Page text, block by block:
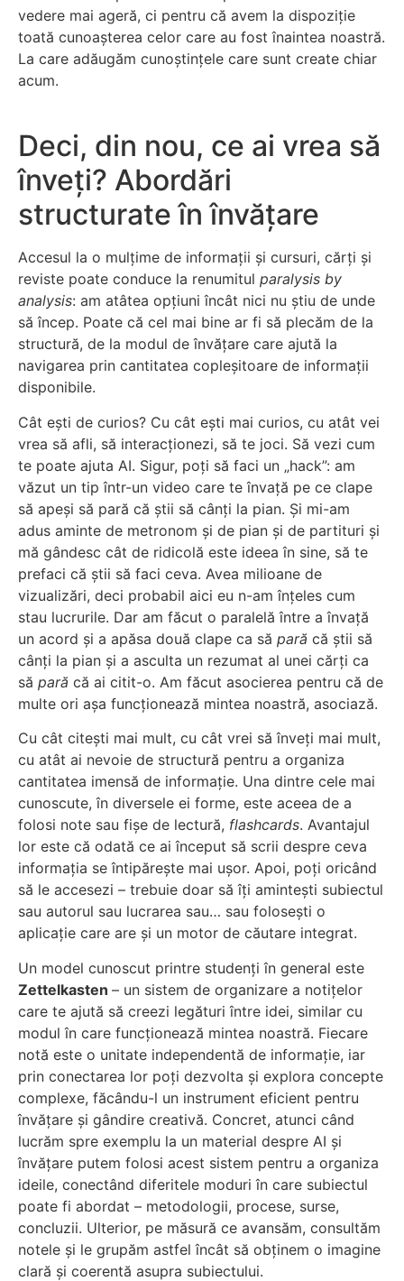
vedere mai ageră, ci pentru că avem la dispoziție
toată cunoașterea celor care au fost înaintea noastră.
La care adăugăm cunoștințele care sunt create chiar
acum.
Deci, din nou, ce ai vrea să
înveți? Abordări
structurate în învățare
Accesul la o mulțime de informații și cursuri, cărți și
reviste poate conduce la renumitul paralysis by
analysis: am atâtea opțiuni încât nici nu știu de unde
să încep. Poate că cel mai bine ar fi să plecăm de la
structură, de la modul de învățare care ajută la
navigarea prin cantitatea copleșitoare de informații
disponibile.
Cât ești de curios? Cu cât ești mai curios, cu atât vei
vrea să afli, să interacționezi, să te joci. Să vezi cum
te poate ajuta AI. Sigur, poți să faci un „hack”: am
văzut un tip într-un video care te învață pe ce clape
să apeși să pară că știi să cânți la pian. Și mi-am
adus aminte de metronom și de pian și de partituri și
mă gândesc cât de ridicolă este ideea în sine, să te
prefaci că știi să faci ceva. Avea milioane de
vizualizări, deci probabil aici eu n-am înțeles cum
stau lucrurile. Dar am făcut o paralelă între a învață
un acord și a apăsa două clape ca să pară că știi să
cânți la pian și a asculta un rezumat al unei cărți ca
să pară că ai citit-o. Am făcut asocierea pentru că de
multe ori așa funcționează mintea noastră, asociază.
Cu cât citești mai mult, cu cât vrei să înveți mai mult,
cu atât ai nevoie de structură pentru a organiza
cantitatea imensă de informație. Una dintre cele mai
cunoscute, în diversele ei forme, este aceea de a
folosi note sau fișe de lectură, flashcards. Avantajul
lor este că odată ce ai început să scrii despre ceva
informația se întipărește mai ușor. Apoi, poți oricând
să le accesezi – trebuie doar să îți amintești subiectul
sau autorul sau lucrarea sau… sau folosești o
aplicație care are și un motor de căutare integrat.
Un model cunoscut printre studenți în general este
Zettelkasten – un sistem de organizare a notițelor
care te ajută să creezi legături între idei, similar cu
modul în care funcționează mintea noastră. Fiecare
notă este o unitate independentă de informație, iar
prin conectarea lor poți dezvolta și explora concepte
complexe, făcându-l un instrument eficient pentru
învățare și gândire creativă. Concret, atunci când
lucrăm spre exemplu la un material despre AI și
învățare putem folosi acest sistem pentru a organiza
ideile, conectând diferitele moduri în care subiectul
poate fi abordat – metodologii, procese, surse,
concluzii. Ulterior, pe măsură ce avansăm, consultăm
notele și le grupăm astfel încât să obținem o imagine
clară și coerentă asupra subiectului.